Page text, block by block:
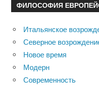
ФИЛОСОФИЯ
Итальянское
Северное
Новое время
Модерн
Современность